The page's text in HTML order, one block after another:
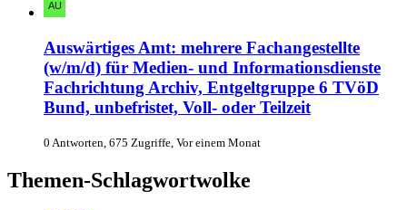
Auswärtiges Amt: mehrere Fachangestellte
(w/m/d) für Medien- und Informationsdienste
Fachrichtung Archiv, Entgeltgruppe 6 TVöD
Bund, unbefristet, Voll- oder Teilzeit
0 Antworten, 675 Zugriffe, Vor einem Monat
Themen-Schlagwortwolke